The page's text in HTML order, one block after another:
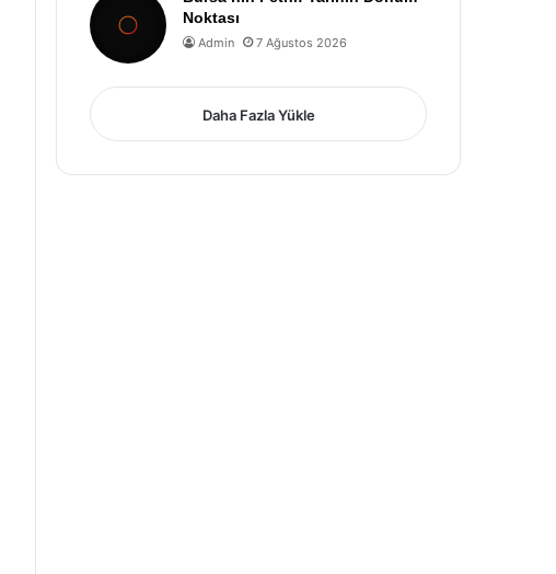
Noktası
Admin 7 Ağustos 2026
Daha Fazla Yükle